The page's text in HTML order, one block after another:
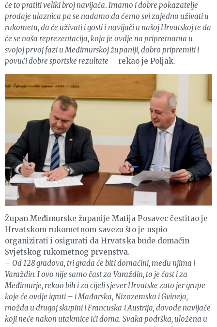
će to pratiti veliki broj navijača. Imamo i dobre pokazatelje
prodaje ulaznica pa se nadamo da ćemo svi zajedno uživati u
rukometu, da će uživati i gosti i navijači u našoj Hrvatskoj te da
će se naša reprezentacija, koja je ovdje na pripremama u
svojoj prvoj fazi u Međimurskoj županiji, dobro pripremiti i
povući dobre sportske rezultate – rekao je Poljak.
Župan Međimurske županije Matija Posavec čestitao je
Hrvatskom rukometnom savezu što je uspio
organizirati i osigurati da Hrvatska bude domaćin
Svjetskog rukometnog prvenstva.
– Od 128 gradova, tri grada će biti domaćini, među njima i
Varaždin. I ovo nije samo čast za Varaždin, to je čast i za
Međimurje, rekao bih i za cijeli sjever Hrvatske zato jer grupe
koje će ovdje igrati – i Mađarska, Nizozemska i Gvineja,
možda u drugoj skupini i Francuska i Austrija, dovode navijače
koji neće nakon utakmice ići doma. Svaka podrška, uložena u